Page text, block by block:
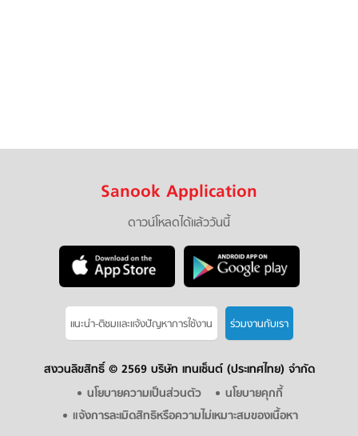
Sanook Application
ดาวน์โหลดได้แล้ววันนี้
แนะนำ-ติชมเเละแจ้งปัญหาการใช้งาน ร่วมงานกับเรา
สงวนลิขสิทธิ์ © 2569 บริษัท เทนเซ็นต์ (ประเทศไทย) จำกัด
นโยบายความเป็นส่วนตัว
นโยบายคุกกี้
แจ้งการละเมิดสิทธิหรือความไม่เหมาะสมของเนื้อหา